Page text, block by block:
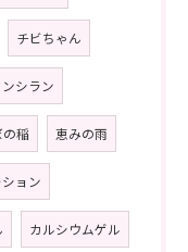
チビちゃん
ンシラン
稲 恵みの雨
ション
カルシウムゲル